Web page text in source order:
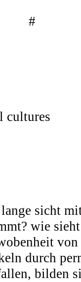
#
cultures
sicht
wie
durch
bilden